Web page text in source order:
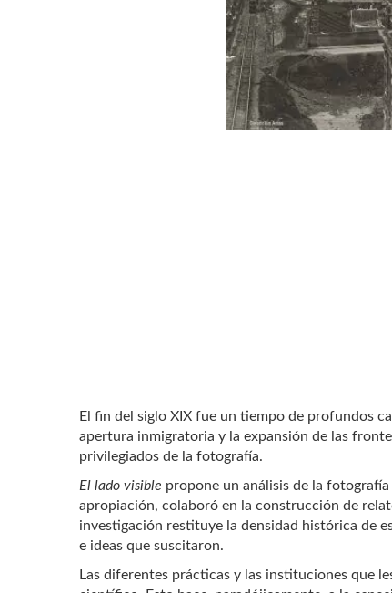
El fin del siglo XIX fue un tiempo de profundos
apertura inmigratoria y la expansión de las
privilegiados de la fotografía.
El lado visible propone un análisis de la
apropiación, colaboró en la construcción de
investigación restituye la densidad histórica de
e ideas que suscitaron.
Las diferentes prácticas y las instituciones que